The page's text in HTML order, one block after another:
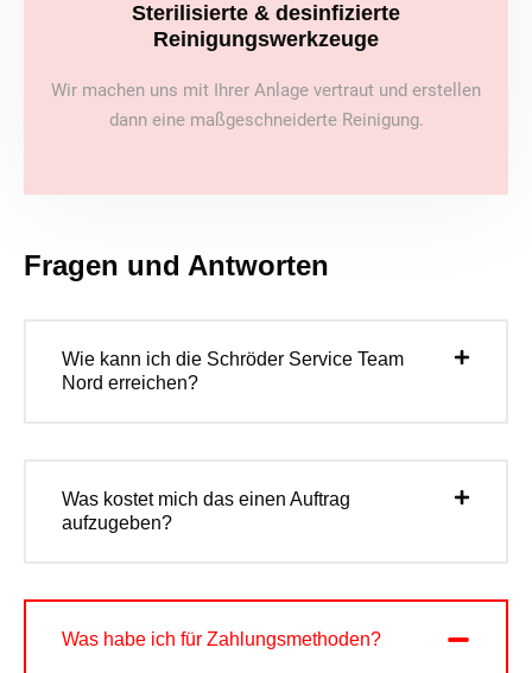
Sterilisierte & desinfizierte
Reinigungswerkzeuge
Wir machen uns mit Ihrer Anlage vertraut und erstellen
dann eine maßgeschneiderte Reinigung.
Fragen und Antworten
Wie kann ich die Schröder Service Team
Nord erreichen?
Was kostet mich das einen Auftrag
aufzugeben?
Was habe ich für Zahlungsmethoden?